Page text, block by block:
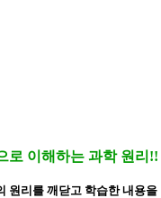
로 이해하는 과학 원리!!
원리를 깨닫고 학습한 내용